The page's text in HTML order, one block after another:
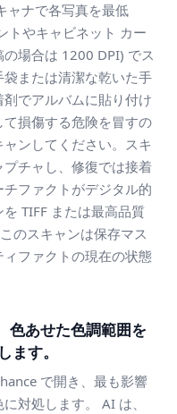
ャナで各写真を最低
トやキャビネット カー
の場合は 1200 DPI) でス
または清潔な乾いた手
でアルバムに貼り付け
損傷する危険を冒すの
ンしてください。スキ
チャし、修復では接着
ファクトがデジタル的
TIFF または最高品質
のスキャンは保存マス
ファクトの現在の状態
色あせた色調範囲を
ます。
で開き、最も影響
対処します。 AI は、